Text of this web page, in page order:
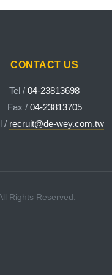
CONTACT US
Tel / 04-23813698
Fax /04-23813705
/ recruit@de-wey.com.tw
Rights Reserved.